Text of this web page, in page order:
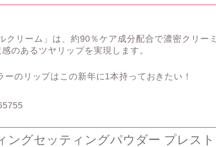
クリーム」は、約90％ケア成分配合で濃密クリーミ
のあるツヤリップを実現します。
のリップはこの新年に1本持っておきたい！
ングセッティングパウダー プレスト